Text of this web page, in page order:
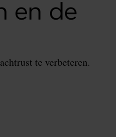
en de
te verbeteren.